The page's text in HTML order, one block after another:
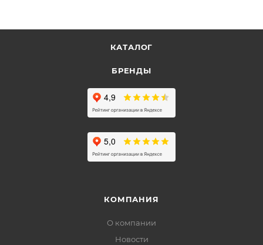
КАТАЛОГ
БРЕНДЫ
КОМПАНИЯ
О компании
Новости